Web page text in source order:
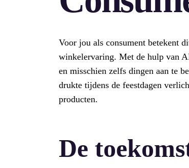
Voor jou als consument betekent
winkelervaring. Met de hulp van
en misschien zelfs dingen aan te
drukte tijdens de feestdagen
producten.
De